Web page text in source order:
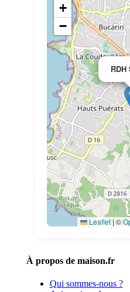
RDH
+
−
Leaflet | ©
À propos de maison.fr
Qui sommes-nous ?